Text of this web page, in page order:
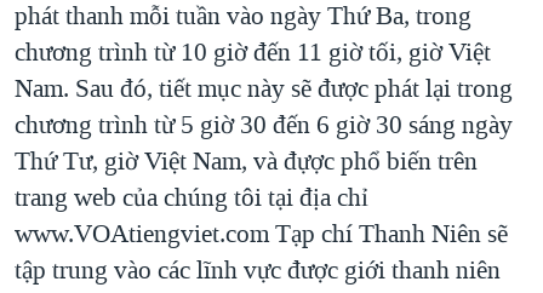
VĂN HOÁ
THỂ THAO
GIÁO DỤC
GROUND ZERO – XƯA VÀ NAY
CHI PHÍ CHIẾN TRANH AFGHANISTAN
CÁC GIÁ TRỊ CỘNG HÒA Ở VIỆT NAM
THƯỢNG ĐỈNH TRUMP-KIM TẠI VIỆT NAM
TRỊNH VĨNH BÌNH VS. CHÍNH PHỦ VIỆT NAM
Ngôn ngữ khác
phát thanh mỗi tuần vào ngày Thứ Ba, trong
chương trình từ 10 giờ đến 11 giờ tối, giờ Việt
Nam. Sau đó, tiết mục này sẽ được phát lại trong
chương trình từ 5 giờ 30 đến 6 giờ 30 sáng ngày
Thứ Tư, giờ Việt Nam, và đựợc phổ biến trên
trang web của chúng tôi tại địa chỉ
www.VOAtiengviet.com Tạp chí Thanh Niên sẽ
tập trung vào các lĩnh vực được giới thanh niên